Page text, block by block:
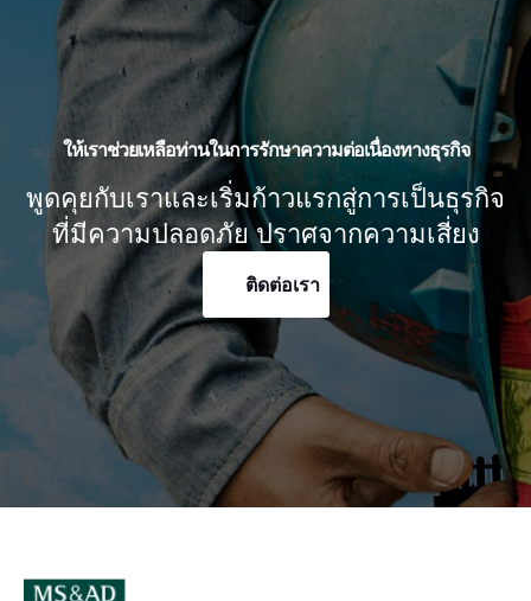
ให้เราช่วยเหลือท่านในการรักษาความต่อเนื่องทางธุรกิจ
พูดคุยกับเราและเริ่มก้าวแรกสู่การเป็นธุรกิจ
ที่มีความปลอดภัย ปราศจากความเสี่ยง
ติดต่อเรา